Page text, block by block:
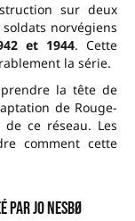
sur deux
norvégiens
et 1944. Cette
la série.
la tête de
de Rouge-
ce réseau. Les
comment cette
Jo Nesbø